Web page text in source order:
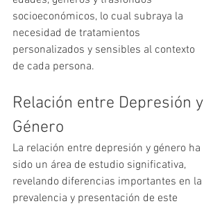
socioeconómicos, lo cual subraya la
necesidad de tratamientos
personalizados y sensibles al contexto
de cada persona.
Relación entre Depresión y
Género
La relación entre depresión y género ha
sido un área de estudio significativa,
revelando diferencias importantes en la
prevalencia y presentación de este